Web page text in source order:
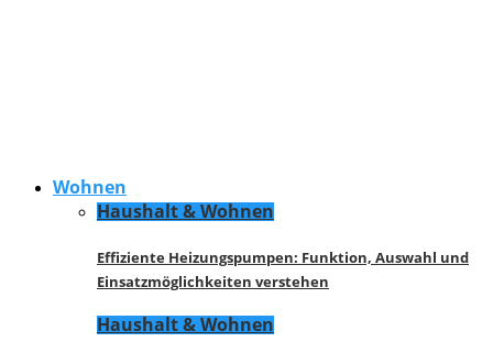
Wohnen
Haushalt & Wohnen
Effiziente Heizungspumpen: Funktion, Auswahl und
Einsatzmöglichkeiten verstehen
Haushalt & Wohnen